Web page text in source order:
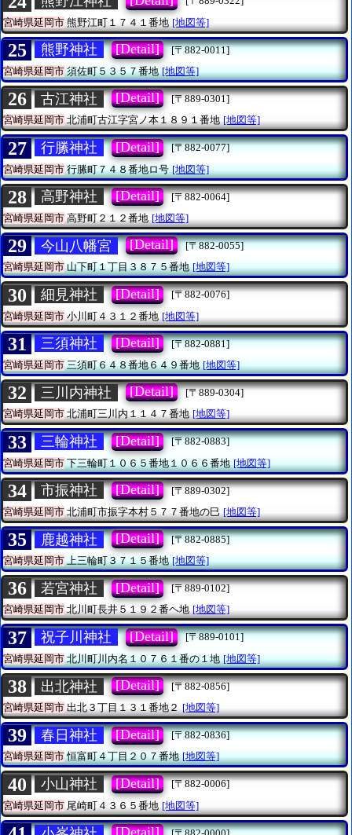
宮崎県延岡市 熊野江町１７４１番地 [地図等]
25 熊野神社 [Detail]
[〒882-0011]
宮崎県延岡市須佐町５３５７番地 [地図等]
26 古江神社 [Detail]
[〒889-0301]
宮崎県延岡市北浦町古江字宮ノ本１８９１番地 [地図等]
27 行縢神社 [Detail]
[〒882-0077]
宮崎県延岡市行縢町７４８番地ロ号 [地図等]
28 高野神社 [Detail]
[〒882-0064]
宮崎県延岡市 高野町２１２番地 [地図等]
29 今山八幡宮 [Detail]
[〒882-0055]
宮崎県延岡市山下町１丁目３８７５番地 [地図等]
30 細見神社 [Detail]
[〒882-0076]
宮崎県延岡市 小川町４３１２番地 [地図等]
31 三須神社 [Detail]
[〒882-0881]
宮崎県延岡市三須町６４８番地６４９番地 [地図等]
32 三川内神社 [Detail]
[〒889-0304]
宮崎県延岡市北浦町三川内１１４７番地 [地図等]
33 三輪神社 [Detail]
[〒882-0883]
宮崎県延岡市下三輪町１０６５番地１０６６番地 [地図等]
34 市振神社 [Detail]
[〒889-0302]
宮崎県延岡市 北浦町市振字本村５７７番地の巳 [地図等]
35 鹿越神社 [Detail]
[〒882-0885]
宮崎県延岡市上三輪町３７１５番地 [地図等]
36 若宮神社 [Detail]
[〒889-0102]
宮崎県延岡市北川町長井５１９２番ヘ地 [地図等]
37 祝子川神社 [Detail]
[〒889-0101]
宮崎県延岡市北川町川内名１０７６１番の１地 [地図等]
38 出北神社 [Detail]
[〒882-0856]
宮崎県延岡市出北３丁目１３１番地２ [地図等]
39 春日神社 [Detail]
[〒882-0836]
宮崎県延岡市恒富町４丁目２０７番地 [地図等]
40 小山神社 [Detail]
[〒882-0006]
宮崎県延岡市 尾崎町４３６５番地 [地図等]